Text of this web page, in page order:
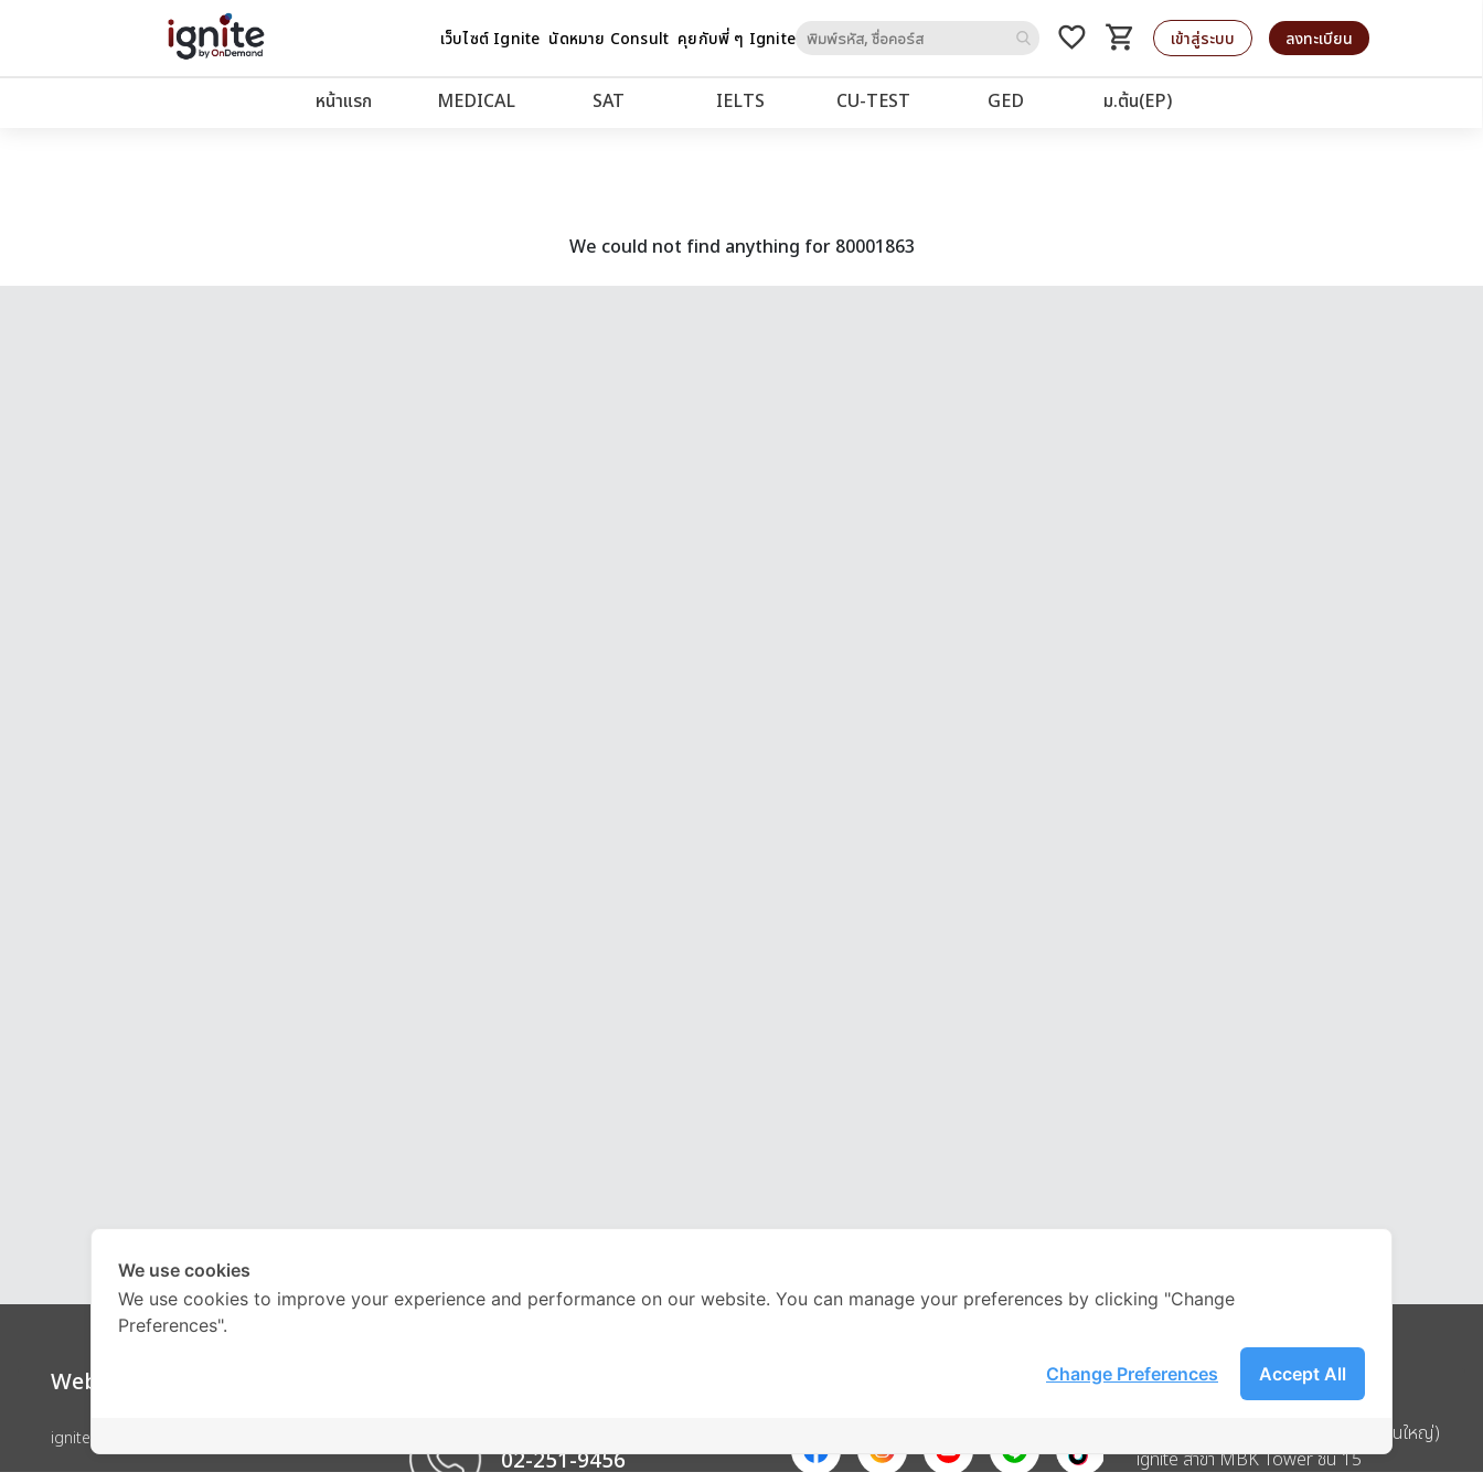
เว็บไซต์ Ignite นัดหมาย Consult คุยกับพี่ ๆ Igniteto
favorite_border shopping_cart
รถเข็น เข้าสู่ระบบ ลงทะเบียน
หน้าแรก MEDICAL SAT IELTS CU‑TEST GED ม.ต้น(EP)
We could not find anything for 80001863
Website
ignite by OnDemand
02-251-9456
Address
บริษัท อิกไนท์ เอ สตาร์ จำกัด (สำนักงานใหญ่)
ignite สาขา MBK Tower ชั้น 15
We use cookies
We use cookies to improve your experience and performance on our website. You can manage your preferences by clicking "Change
Preferences".
Accept All
Change Preferences